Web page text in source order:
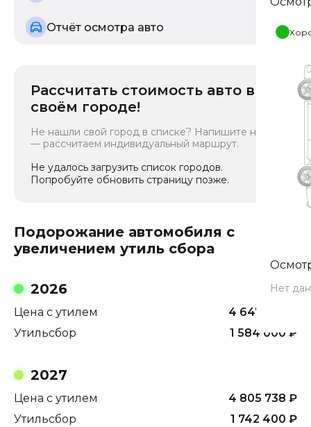
Отчёт осмотра авто
Нет
Рассчитать стоимость авто в
своём городе!
Не нашли свой город в списке? Напишите нам
— рассчитаем индивидуальный маршрут.
Не удалось загрузить список городов.
Попробуйте обновить страницу позже.
Подорожание автомобиля с
увеличением утиль сбора
2026
Цена с утилем 4 647 338
Утильсбор
1 584 000 ₽
2027
Цена с утилем 4 805 738 ₽
Утильсбор
1 742 400 ₽